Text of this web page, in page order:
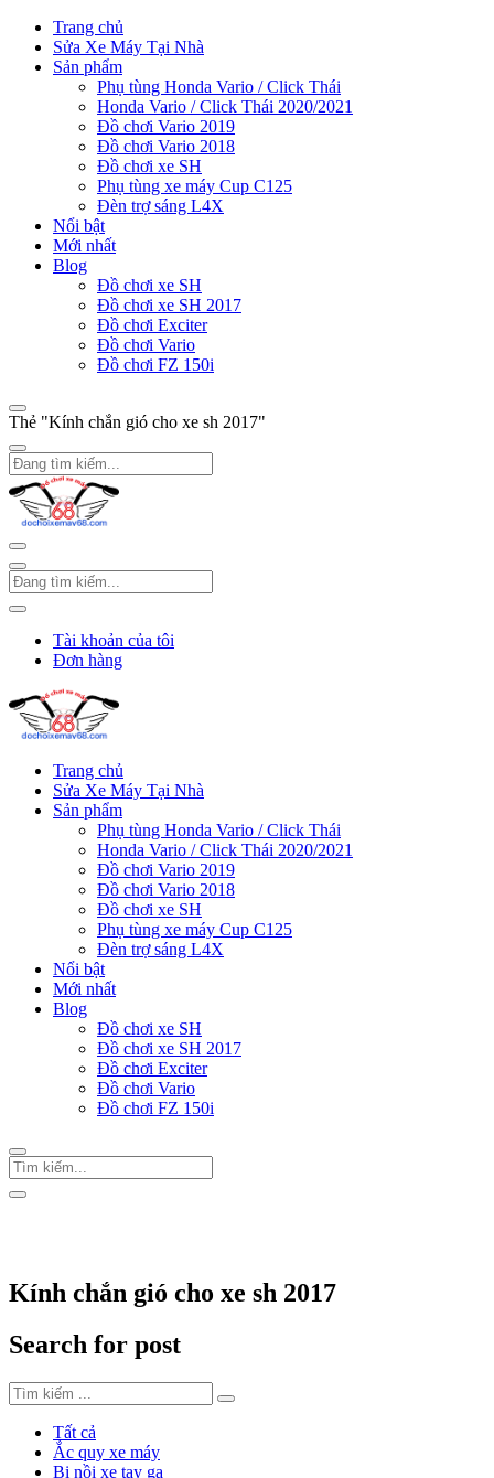
Trang chủ
Sửa Xe Máy Tại Nhà
Sản phẩm
Phụ tùng Honda Vario / Click Thái
Honda Vario / Click Thái 2020/2021
Đồ chơi Vario 2019
Đồ chơi Vario 2018
Đồ chơi xe SH
Phụ tùng xe máy Cup C125
Đèn trợ sáng L4X
Nổi bật
Mới nhất
Blog
Đồ chơi xe SH
Đồ chơi xe SH 2017
Đồ chơi Exciter
Đồ chơi Vario
Đồ chơi FZ 150i
Thẻ "Kính chắn gió cho xe sh 2017"
Tài khoản của tôi
Đơn hàng
Trang chủ
Sửa Xe Máy Tại Nhà
Sản phẩm
Phụ tùng Honda Vario / Click Thái
Honda Vario / Click Thái 2020/2021
Đồ chơi Vario 2019
Đồ chơi Vario 2018
Đồ chơi xe SH
Phụ tùng xe máy Cup C125
Đèn trợ sáng L4X
Nổi bật
Mới nhất
Blog
Đồ chơi xe SH
Đồ chơi xe SH 2017
Đồ chơi Exciter
Đồ chơi Vario
Đồ chơi FZ 150i
Kính chắn gió cho xe sh 2017
Search for post
Tất cả
Ắc quy xe máy
Bi nồi xe tay ga